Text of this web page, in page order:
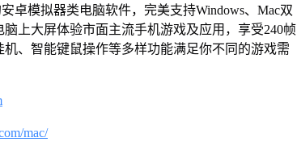
卓模拟器类电脑软件，完美支持Windows、Mac双
上大屏体验市面主流手机游戏及应用，享受240帧
、智能键鼠操作等多样功能满足你不同的游戏需
mac/